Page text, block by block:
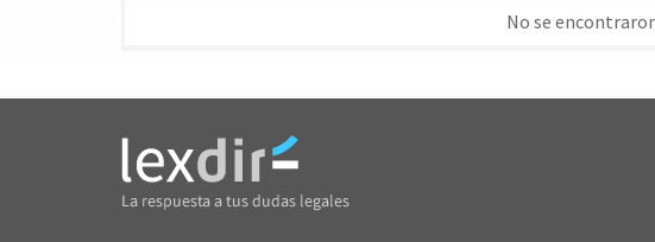
No se